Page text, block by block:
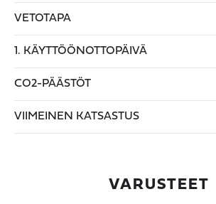
VETOTAPA
1. KÄYTTÖÖNOTTOPÄIVÄ
CO2-PÄÄSTÖT
VIIMEINEN KATSASTUS
VARUSTEET